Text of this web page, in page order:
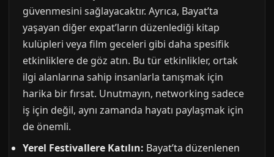
güvenmesini sağlayacaktır. Ayrıca, Bayat’ta
yaşayan diğer expat’ların düzenlediği kitap
kulüpleri veya film geceleri gibi daha spesifik
etkinliklere de göz atın. Bu tür etkinlikler, ortak
ilgi alanlarına sahip insanlarla tanışmak için
harika bir fırsat. Unutmayın, networking sadece
iş için değil, aynı zamanda hayatı paylaşmak için
de önemli.
Yerel Festivallere Katılın: Bayat’ta düzenlenen